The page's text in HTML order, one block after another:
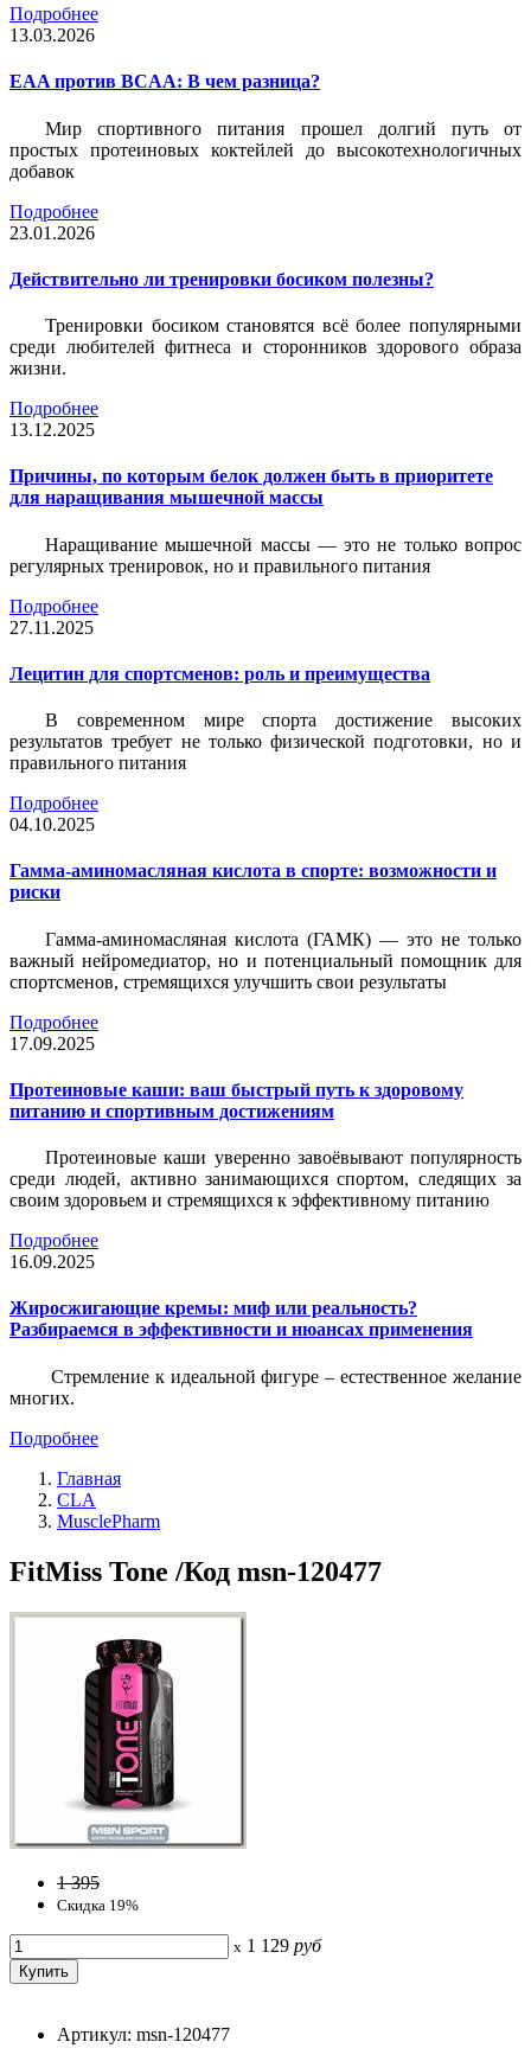
Подробнее
13.03.2026
EAA против BCAA: В чем разница?
Мир спортивного питания прошел долгий путь от
простых протеиновых коктейлей до высокотехнологичных
добавок
Подробнее
23.01.2026
Действительно ли тренировки босиком полезны?
Тренировки босиком становятся всё более популярными
среди любителей фитнеса и сторонников здорового образа
жизни.
Подробнее
13.12.2025
Причины, по которым белок должен быть в приоритете
для наращивания мышечной массы
Наращивание мышечной массы — это не только вопрос
регулярных тренировок, но и правильного питания
Подробнее
27.11.2025
Лецитин для спортсменов: роль и преимущества
В современном мире спорта достижение высоких
результатов требует не только физической подготовки, но и
правильного питания
Подробнее
04.10.2025
Гамма-аминомасляная кислота в спорте: возможности и
риски
Гамма-аминомасляная кислота (ГАМК) — это не только
важный нейромедиатор, но и потенциальный помощник для
спортсменов, стремящихся улучшить свои результаты
Подробнее
17.09.2025
Протеиновые каши: ваш быстрый путь к здоровому
питанию и спортивным достижениям
Протеиновые каши уверенно завоёвывают популярность
среди людей, активно занимающихся спортом, следящих за
своим здоровьем и стремящихся к эффективному питанию
Подробнее
16.09.2025
Жиросжигающие кремы: миф или реальность?
Разбираемся в эффективности и нюансах применения
Стремление к идеальной фигуре – естественное желание
многих.
Подробнее
Главная
CLA
MusclePharm
FitMiss Tone /Код msn-120477
1 395
Скидка 19%
x 1 129 руб
Артикул: msn-120477